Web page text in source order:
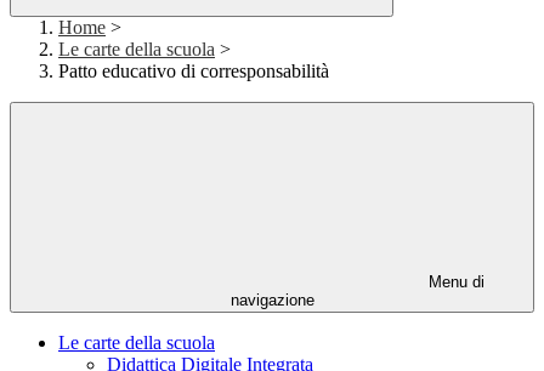
Home >
Le carte della scuola >
Patto educativo di corresponsabilità
Menu di
navigazione
Le carte della scuola
Didattica Digitale Integrata